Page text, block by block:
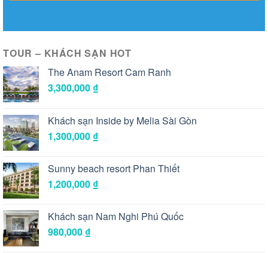
TOUR – KHÁCH SẠN HOT
The Anam Resort Cam Ranh
3,300,000 ₫
Khách sạn Inside by Melia Sài Gòn
1,300,000 ₫
Sunny beach resort Phan Thiết
1,200,000 ₫
Khách sạn Nam Nghi Phú Quốc
980,000 ₫